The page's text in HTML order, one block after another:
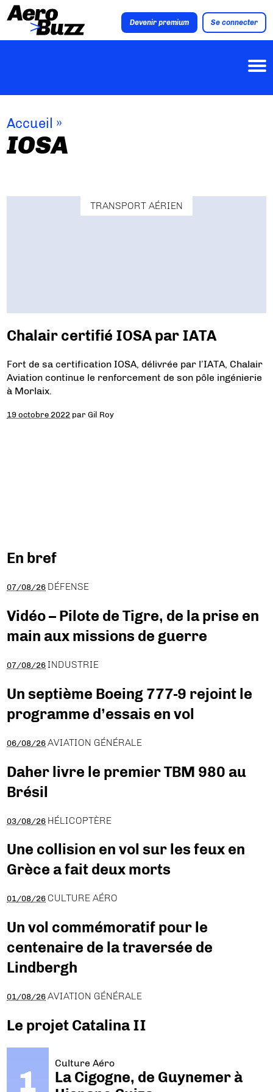
Devenir premium Se connecter
Accueil »
IOSA
TRANSPORT AÉRIEN
Chalair certifié IOSA par IATA
Fort de sa certification IOSA, délivrée par l’IATA, Chalair
Aviation continue le renforcement de son pôle ingénierie
à Morlaix.
19 octobre 2022 parGil Roy
En bref
07/08/26 DÉFENSE
Vidéo – Pilote de Tigre, de la prise en
main aux missions de guerre
07/08/26 INDUSTRIE
Un septième Boeing 777-9 rejoint le
programme d’essais en vol
06/08/26 AVIATION GÉNÉRALE
Daher livre le premier TBM 980 au
Brésil
03/08/26 HÉLICOPTÈRE
Une collision en vol sur les feux en
Grèce a fait deux morts
01/08/26 CULTURE AÉRO
Un vol commémoratif pour le
centenaire de la traversée de
Lindbergh
01/08/26 AVIATION GÉNÉRALE
Le projet Catalina II
Culture Aéro
La Cigogne, de Guynemer à